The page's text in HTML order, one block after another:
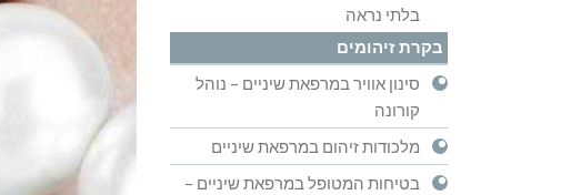
בלתי נראה
בקרת זיהומים
סינון אוויר במרפאת שיניים – נוהל
קורונה
מלכודות זיהום במרפאת שיניים
בטיחות המטופל במרפאת שיניים –